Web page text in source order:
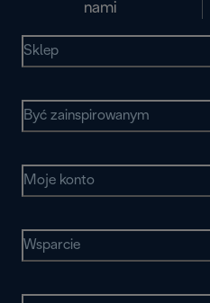
nami
Sklep
Być zainspirowanym
Moje konto
Wsparcie